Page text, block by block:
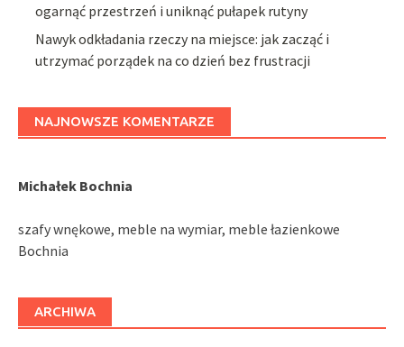
ogarnąć przestrzeń i uniknąć pułapek rutyny
Nawyk odkładania rzeczy na miejsce: jak zacząć i
utrzymać porządek na co dzień bez frustracji
NAJNOWSZE KOMENTARZE
Michałek Bochnia
szafy wnękowe, meble na wymiar, meble łazienkowe
Bochnia
ARCHIWA